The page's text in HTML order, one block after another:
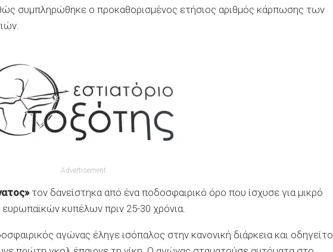
συμπληρώθηκε ο προκαθορισμένος ετήσιος αριθμός κάρπωσης των
Advertisement
τον δανείστηκα από ένα ποδοσφαιρικό όρο που ίσχυσε για μικρό
κυπέλων πριν 25-30 χρόνια.
αγώνας έληγε ισόπαλος στην κανονική διάρκεια και οδηγείτο